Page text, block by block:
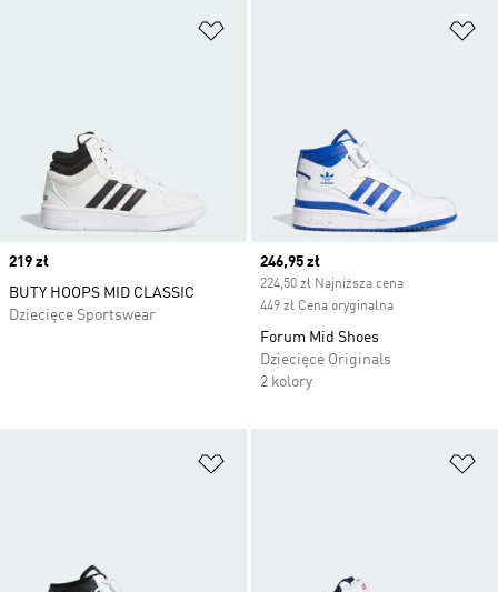
Price
219 zł
BUTY HOOPS MID CLASSIC
Dziecięce Sportswear
Current price
246,95 zł
224,50 zł Najniższa cena
449 zł Cena oryginalna
Forum Mid Shoes
Dziecięce Originals
2 kolory